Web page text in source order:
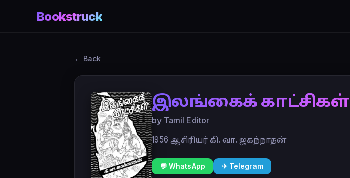
Bookstruck
← Back
இலங்கைக் காட்சிகள்
by Tamil Editor
1956 ஆசிரியர் கி. வா. ஜகந்நாதன்
💬 WhatsApp ✈ Telegram